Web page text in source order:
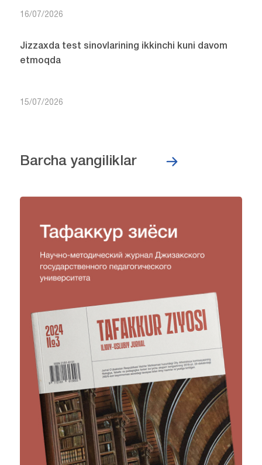
16/07/2026
Jizzaxda test sinovlarining ikkinchi kuni davom
etmoqda
15/07/2026
Barcha yangiliklar